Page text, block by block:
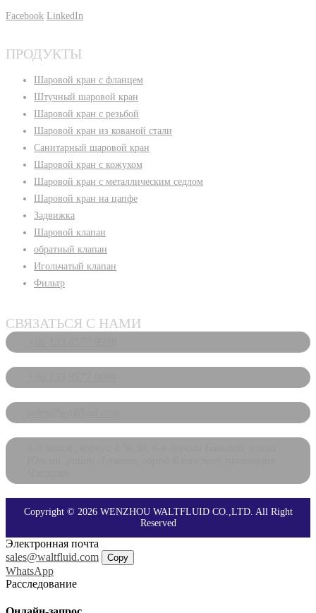
Facebook LinkedIn
ПРОДУКТЫ
Шаровой кран с фланцем
Штучный шаровой кран
Шаровой кран с резьбой
Шаровой кран из кованой стали
Санитарный шаровой кран
Шаровой кран с кожухом
Шаровой кран с металлическим седлом
Шаровой кран на цапфе
Задвижка
Шаровой клапан
обратный клапан
Игольчатый клапан
Фильтр
СВЯЗАТЬСЯ С НАМИ
Copyright © 2026 WENZHOU WALTFLUID CO.,LTD. All Right
Reserved
Электронная почта
sales@waltfluid.com
Copy
WhatsApp
Расследование